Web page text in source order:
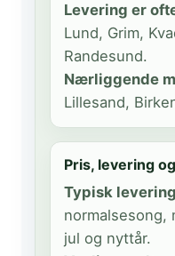
Levering er
Lund, Grim,
Randesund.
Nærliggende
Lillesand,
Pris, levering
Typisk
normalsesong,
jul og nyttår.